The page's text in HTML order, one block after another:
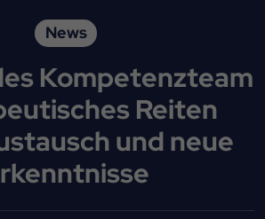
News
Kompetenzteam
Reiten
und neue